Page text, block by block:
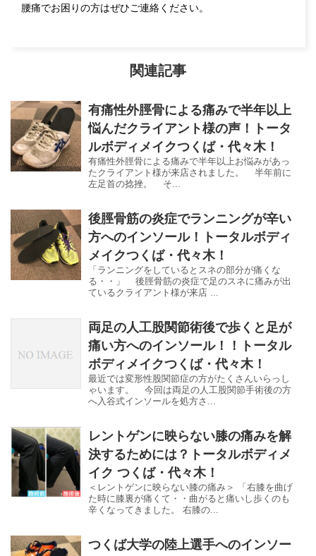
腰痛でお困りの方はぜひご連絡ください。
関連記事
有痛性外脛骨による痛みで半年以上
悩んだクライアント様の声！トータ
ルボディメイクつくば・代々木！
有痛性外脛骨による痛みで半年以上お悩みがあっ
たクライアント様が来店されました。 半年前に
左足首の捻挫。 そ...
後脛骨筋の炎症でランニングが辛い
方へのインソール！トータルボディ
メイクつくば・代々木！
「ランニングをしているとスネの部分が痛くな
る・・」 後脛骨筋の炎症で足のスネに痛みが出
ているクライアント様が来店 ...
両足の人工股関節術後で歩くと足が
痛い方へのインソール！！トータル
ボディメイクつくば・代々木！
最近では変形性股関節症の方がたくさんいらっし
ゃいます。 今回は両足の人工股関節手術後の方
へ入谷式インソールを処方さ...
レントゲンに映らない膝の痛みを解
決するためには？トータルボディメ
イク つくば・代々木！
＜レントゲンに映らない膝の痛み＞ 「右膝を曲げ
た時に膝裏が痛くて・・曲がると痛いし歩くのも
辛くなってきました。 右膝の...
つくば大学の陸上選手へのインソー